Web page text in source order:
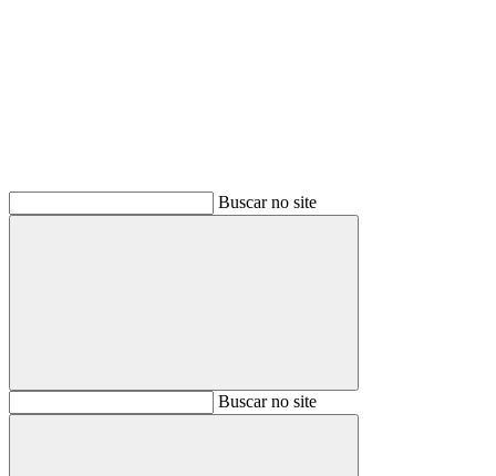
Buscar no site
BuscarBuscar no site